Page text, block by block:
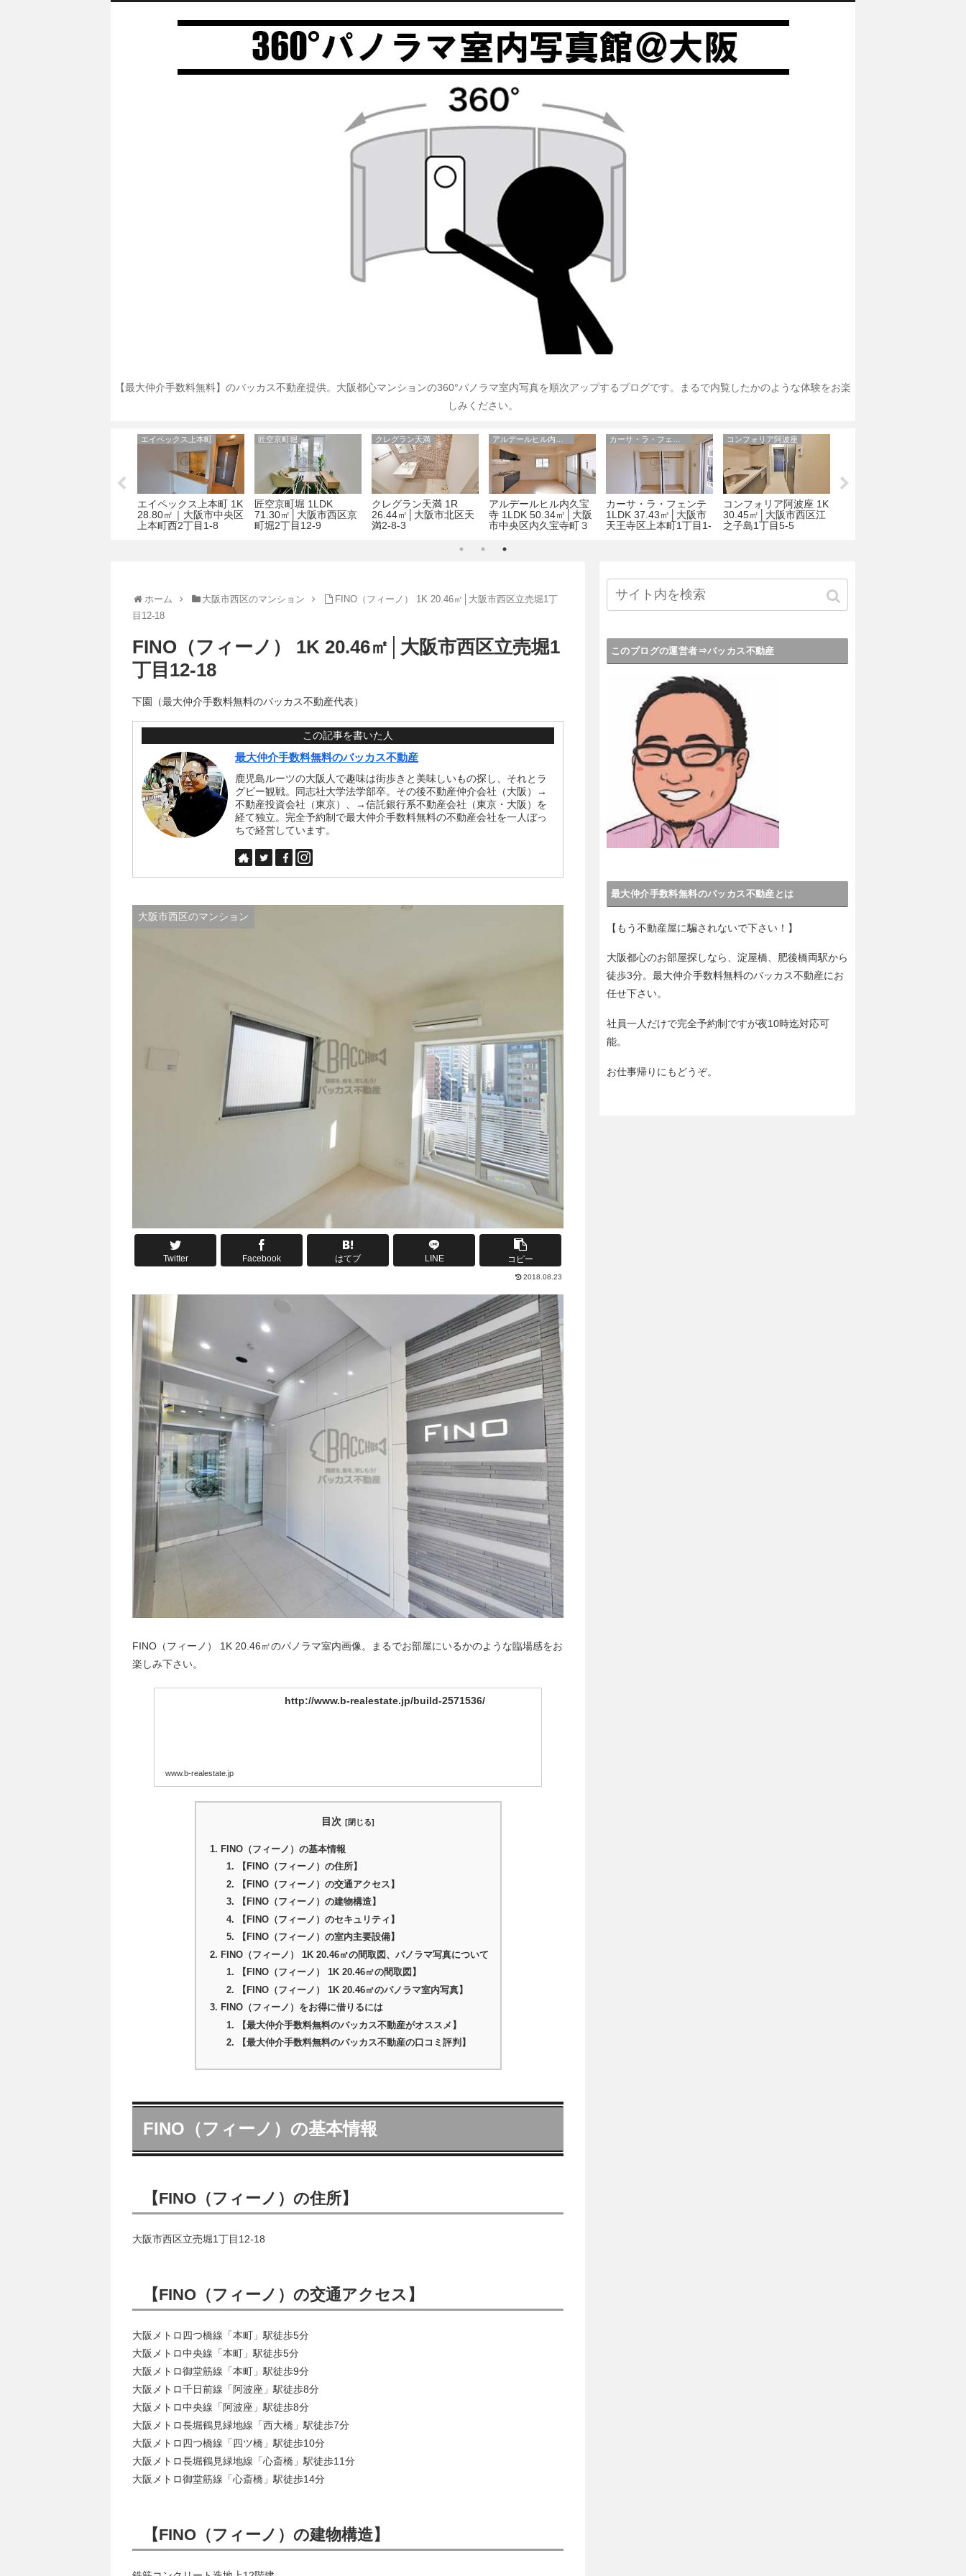
【最大仲介手数料無料】のバッカス不動産提供。大阪都心マンションの360°パノラマ室内写真を順次アップするブログです。まるで内覧したかのような体験をお楽
しみください。
エイペックス上本町
エイペックス上本町 1K
28.80㎡｜大阪市中央区
上本町西2丁目1-8
匠空京町堀
匠空京町堀 1LDK
71.30㎡│大阪市西区京
町堀2丁目12-9
クレグラン天満
クレグラン天満 1R
26.44㎡│大阪市北区天
満2-8-3
アルデールヒル内久宝
寺 1LDK 50.34㎡│大阪
市中央区内久宝寺町３
カーサ・ラ・フェンテ
1LDK 37.43㎡│大阪市
天王寺区上本町1丁目1-
コンフォリア阿波座
コンフォリア阿波座 1K
30.45㎡│大阪市西区江
之子島1丁目5-5
ホーム 大阪市西区のマンション
FINO（フィーノ） 1K 20.46㎡│大阪市西区立売堀1丁
目12-18
FINO（フィーノ） 1K 20.46㎡│大阪市西区立売堀1
丁目12-18
下園（最大仲介手数料無料のバッカス不動産代表）
この記事を書いた人
最大仲介手数料無料のバッカス不動産
鹿児島ルーツの大阪人で趣味は街歩きと美味しいもの探し、それとラ
グビー観戦。同志社大学法学部卒。その後不動産仲介会社（大阪）→
不動産投資会社（東京）、→信託銀行系不動産会社（東京・大阪）を
経て独立。完全予約制で最大仲介手数料無料の不動産会社を一人ぼっ
ちで経営しています。
大阪市西区のマンション
Twitter Facebook はてブ LINE コピー
2018.08.23
FINO（フィーノ） 1K 20.46㎡のパノラマ室内画像。まるでお部屋にいるかのような臨場感をお
楽しみ下さい。
http://www.b-realestate.jp/build-2571536/
www.b-realestate.jp
目次
FINO（フィーノ）の基本情報
【FINO（フィーノ）の住所】
【FINO（フィーノ）の交通アクセス】
【FINO（フィーノ）の建物構造】
【FINO（フィーノ）のセキュリティ】
【FINO（フィーノ）の室内主要設備】
FINO（フィーノ） 1K 20.46㎡の間取図、パノラマ写真について
【FINO（フィーノ） 1K 20.46㎡の間取図】
【FINO（フィーノ） 1K 20.46㎡のパノラマ室内写真】
FINO（フィーノ）をお得に借りるには
【最大仲介手数料無料のバッカス不動産がオススメ】
【最大仲介手数料無料のバッカス不動産の口コミ評判】
FINO（フィーノ）の基本情報
【FINO（フィーノ）の住所】
大阪市西区立売堀1丁目12-18
【FINO（フィーノ）の交通アクセス】
大阪メトロ四つ橋線「本町」駅徒歩5分
大阪メトロ中央線「本町」駅徒歩5分
大阪メトロ御堂筋線「本町」駅徒歩9分
大阪メトロ千日前線「阿波座」駅徒歩8分
大阪メトロ中央線「阿波座」駅徒歩8分
大阪メトロ長堀鶴見緑地線「西大橋」駅徒歩7分
大阪メトロ四つ橋線「四ツ橋」駅徒歩10分
大阪メトロ長堀鶴見緑地線「心斎橋」駅徒歩11分
大阪メトロ御堂筋線「心斎橋」駅徒歩14分
【FINO（フィーノ）の建物構造】
このブログの運営者⇒バッカス不動産
最大仲介手数料無料のバッカス不動産とは
【もう不動産屋に騙されないで下さい！】
大阪都心のお部屋探しなら、淀屋橋、肥後橋両駅から
徒歩3分。最大仲介手数料無料のバッカス不動産にお
任せ下さい。
社員一人だけで完全予約制ですが夜10時迄対応可
能。
お仕事帰りにもどうぞ。